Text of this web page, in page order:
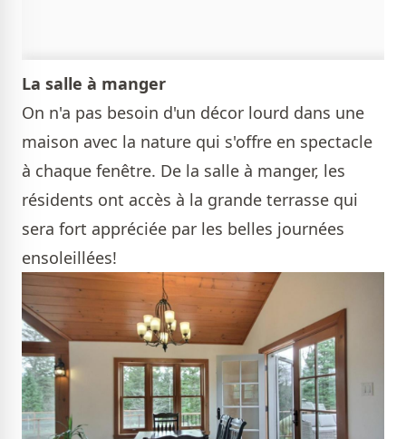
La salle à manger
On n'a pas besoin d'un décor lourd dans une
maison avec la nature qui s'offre en spectacle
à chaque fenêtre. De la salle à manger, les
résidents ont accès à la grande terrasse qui
sera fort appréciée par les belles journées
ensoleillées!